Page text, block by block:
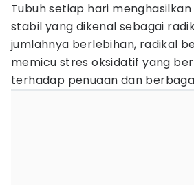
Tubuh setiap hari
stabil yang dikenal sebagai
jumlahnya berlebihan, radikal
memicu stres oksidatif yang
terhadap penuaan dan